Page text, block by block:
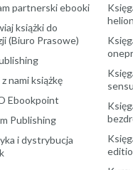
partnerski ebooki
książki do
(Biuro Prasowe)
nami książkę
Ebookpoint
Publishing
i dystrybucja